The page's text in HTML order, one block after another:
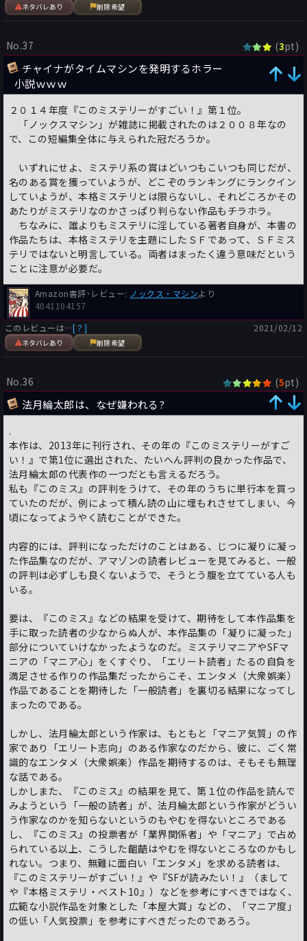
ネタバレあり 削除希望
No.37 (3pt)
チャイナがタイムマシンを発明するホラー
小説ｗｗｗ
２０１４年度『このミステリーがすごい！』第１位。
「ノックスマシン」が雑誌に掲載されたのは２００８年なの
で、この短編集全体に与えられた冠だろうか。
いずれにせよ、ミステリ系の賞はどいつもこいつも同じだが、
名のある賞を獲っていようが、どこぞのランキングにランクイン
していようが、本格ミステリとは限らないし、それどころかその
あたりがミステリなのかさっぱり判らない作品もチラホラ。
ちなみに、誰よりもミステリに淫している著者自身が、本書の
作品たちは、本格ミステリを主題にしたＳＦであって、ＳＦミス
テリではないと明言している。両者はまったく違う意味だという
ことに注意が必要だ。
Amazon書評･レビュー: ノックス・マシンより
4041104157
このレビューは…[？]
ネタバレあり 削除希望
2021/02/12
No.36 (5pt)
法月綸太郎は、なぜ嫌われる?
.
本作は、2013年に刊行され、その年の『このミステリーがすご
い！』で第1位に選出された、たいへん評判の良かった作品で、
法月綸太郎の代表作の一つだとも言えるだろう。
私も『このミス』の評判をうけて、その年のうちに単行本を買っ
ていたのだが、例によって積ん読の山に埋もれさせてしまい、今
頃になってようやく読むことができた。
内容的には、評判になっただけのことはある、じつに凝りに凝っ
た作品集なのだが、アマゾンの読者レビューを見てみると、一般
の評判は必ずしも良くないようで、そうとう腹を立てている人も
いる。
要は、『このミス』などの結果を受けて、期待をして本作品集を
手に取った読者の少なからぬ人が、本作品集の「凝りに凝った」
部分についていけなかったようなのだ。ミステリマニアやSFマ
ニアの「マニア心」をくすぐり、「エリート読者」たるの自負を
満足させる作りの作品集だったからこそ、エンタメ（大衆娯楽）
作品であることを期待した「一般読者」を裏切る結果になってし
まったのである。
しかし、法月綸太郎という作家は、もともと「マニア気質」の作
家であり「エリート志向」のある作家なのだから、彼に、ごく常
識的なエンタメ（大衆娯楽）作品を期待するのは、そもそも無理
な話である。
しかしまた、『このミス』の結果を見て、第１位の作品を読んで
みようという「一般の読者」が、法月綸太郎という作家がどうい
う作家なのかを知らないというのもやむを得ないところである
し、『このミス』の投票者が「業界関係者」や「マニア」で占め
られている以上、こうした齟齬はやむを得ないところなのかもし
れない。つまり、無難に面白い「エンタメ」を求める読者は、
『このミステリーがすごい！』や『SFが読みたい！』（まして
や『本格ミステリ・ベスト10』）などを参考にすべきではなく、
広範な小説作品を対象とした「本屋大賞」などの、「マニア度」
の低い「人気投票」を参考にすべきだったのであろう。